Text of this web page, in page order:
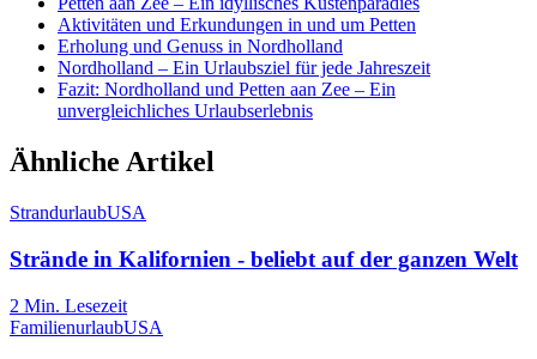
Aktivitäten und Erkundungen in und um Petten
Erholung und Genuss in Nordholland
Nordholland – Ein Urlaubsziel für jede Jahreszeit
Fazit: Nordholland und Petten aan Zee – Ein
unvergleichliches Urlaubserlebnis
Ähnliche Artikel
StrandurlaubUSA
Strände in Kalifornien - beliebt auf der ganzen Welt
2 Min. Lesezeit
FamilienurlaubUSA